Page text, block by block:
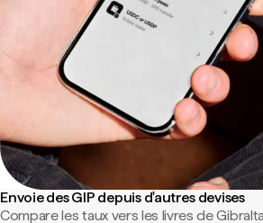
Envoie des GIP depuis d'autres devises
Compare les taux vers les livres de